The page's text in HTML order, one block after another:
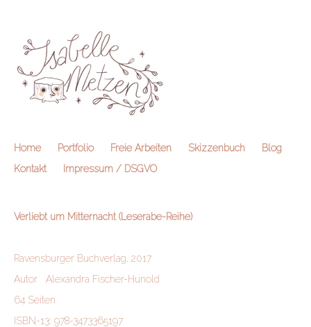
Home Portfolio Freie Arbeiten Skizzenbuch
Blog
Kontakt
Impressum / DSGVO
Verliebt um Mitternacht (Leserabe-Reihe)
Ravensburger Buchverlag, 2017
Autor Alexandra Fischer-Hunold
64 Seiten
ISBN-13: 978-3473365197